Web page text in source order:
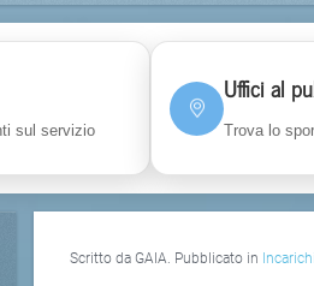
sul servizio
Uffici al
Trova lo
Scritto da GAIA. Pubblicato in